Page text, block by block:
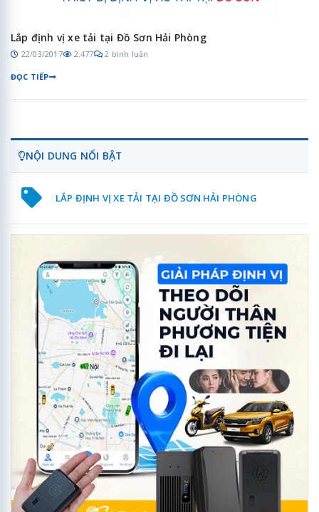
Lắp định vị xe tải tại Đồ Sơn Hải Phòng
22/03/2017 2.477 2 bình luận
ĐỌC TIẾP
NỘI DUNG NỔI BẬT
LẮP ĐỊNH VỊ XE TẢI TẠI ĐỒ SƠN HẢI PHÒNG